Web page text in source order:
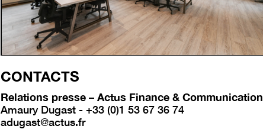
CONTACTS
Relations presse – Actus Finance & Communication
Amaury Dugast - +33 (0)1 53 67 36 74
adugast@actus.fr